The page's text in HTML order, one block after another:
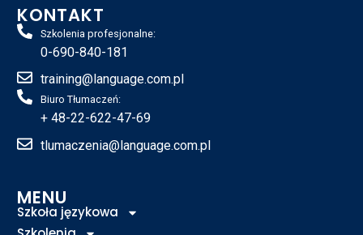
KONTAKT
Szkolenia profesjonalne:
0-690-840-181
training@language.com.pl
Biuro Tłumaczeń:
+ 48-22-622-47-69
tlumaczenia@language.com.pl
MENU
Szkoła językowa